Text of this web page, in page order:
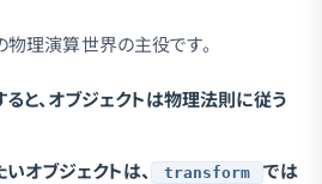
物理演算世界の主役です。
ると、オブジェクトは物理法則に従う
オブジェクトは、
transform
では